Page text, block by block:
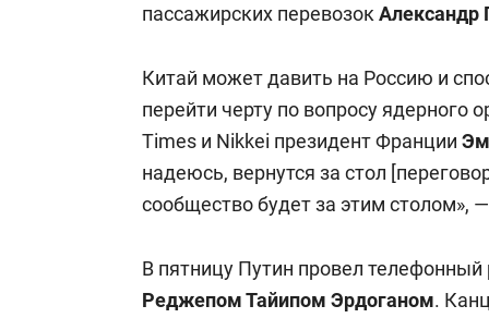
пассажирских перевозок Александр
Китай может давить на Россию и
перейти черту по вопросу ядерного
Times и Nikkei президент Франции
надеюсь, вернутся за стол
сообщество будет за этим столом»,
В пятницу Путин провел
Реджепом Тайипом Эрдоганом.